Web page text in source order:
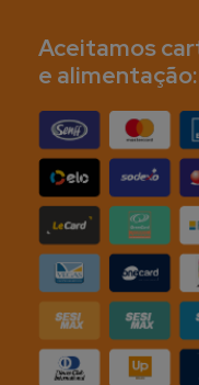
Aceitamos
e alimentação: